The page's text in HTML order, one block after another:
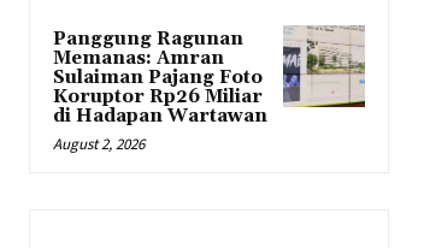
Panggung Ragunan
Memanas: Amran
Sulaiman Pajang Foto
Koruptor Rp26 Miliar
di Hadapan Wartawan
August 2, 2026